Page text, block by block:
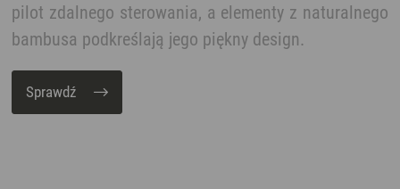
pilot zdalnego sterowania, a elementy z naturalnego
bambusa podkreślają jego piękny design.
Sprawdź